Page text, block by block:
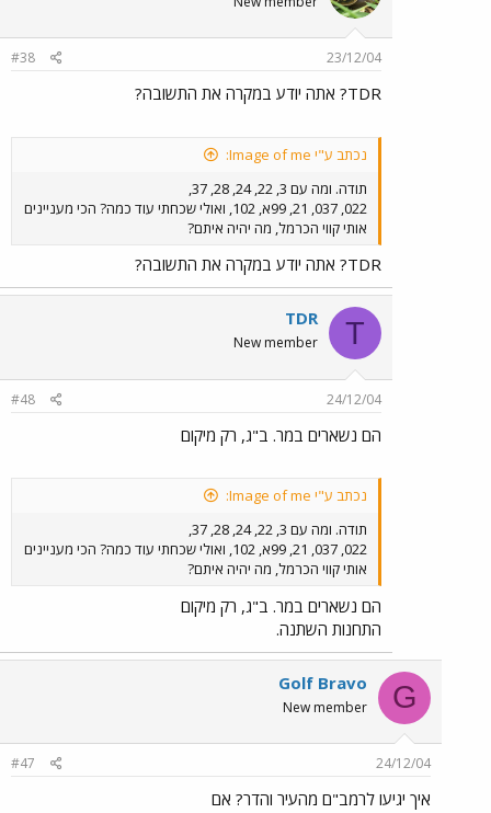
23/12/04
#38
TDR? אתה יודע במקרה את התשובה?
נכתב ע"י Image of me:
תודה. ומה עם 3, 22, 24, 28, 37,
022, 037, 21, 99א, 102, ואולי שכחתי עוד כמה? הכי מעניינים
אותי קווי הכרמל, מה יהיה איתם?
TDR? אתה יודע במקרה את התשובה?
T
TDR
New member
24/12/04
#48
הם נשארים במר. ב"ג, רק מיקום
נכתב ע"י Image of me:
תודה. ומה עם 3, 22, 24, 28, 37,
022, 037, 21, 99א, 102, ואולי שכחתי עוד כמה? הכי מעניינים
אותי קווי הכרמל, מה יהיה איתם?
הם נשארים במר. ב"ג, רק מיקום
התחנות השתנה.
G
Golf Bravo
New member
24/12/04
#47
איך יגיעו לרמב"ם מהעיר והדר? אם